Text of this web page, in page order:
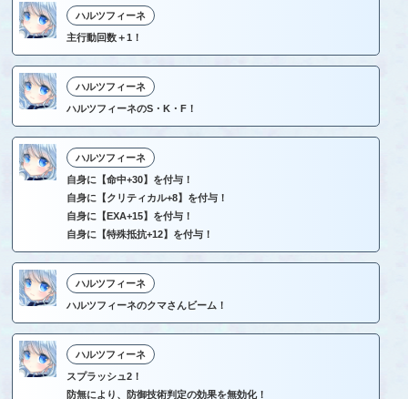
ハルツフィーネ
主行動回数＋1！
ハルツフィーネ
ハルツフィーネのS・K・F！
ハルツフィーネ
自身に【命中+30】を付与！
自身に【クリティカル+8】を付与！
自身に【EXA+15】を付与！
自身に【特殊抵抗+12】を付与！
ハルツフィーネ
ハルツフィーネのクマさんビーム！
ハルツフィーネ
スプラッシュ2！
防無により、防御技術判定の効果を無効化！